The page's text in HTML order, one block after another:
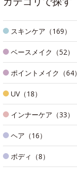
スキンケア（169）
ベースメイク（52）
ポイントメイク（64）
UV（18）
インナーケア（33）
ヘア（16）
ボディ（8）